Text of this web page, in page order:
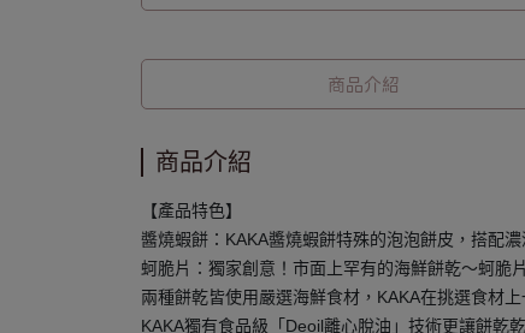
商品介紹
商品介紹
【產品特色】
醬燒蝦餅：KAKA醬燒蝦餅特殊的泡泡餅皮，搭配
蚵脆片：獨家創意！市面上罕有的海鮮餅乾～蚵脆
兩種餅乾皆使用嚴選海鮮食材，KAKA在挑選食材
KAKA獨有食品級「Deoil離心脫油」技術更讓餅乾